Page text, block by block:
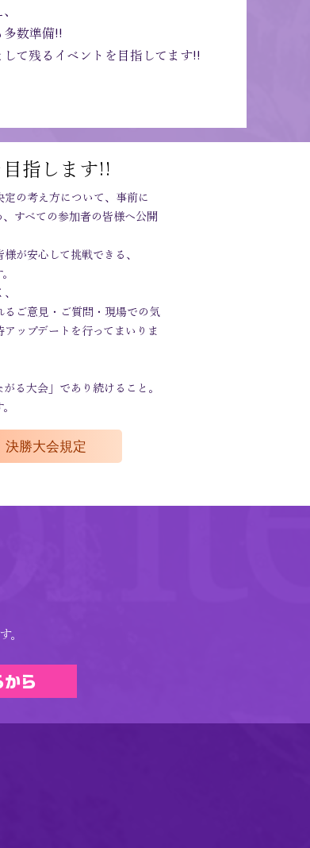
多数準備!!
て残るイベントを目指してます!!
指します!!
の考え方について、事前に
すべての参加者の皆様へ公開
が安心して挑戦できる、
ご意見・ご質問・現場での気
ップデートを行ってまいりま
る大会」であり続けること。
決勝大会規定
。
から